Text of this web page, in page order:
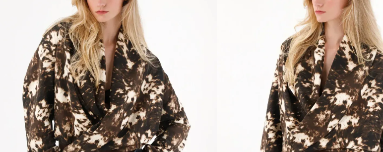
7
8.
9 . Bermuda
10. Camisetas Mujer